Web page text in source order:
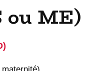
ou ME)